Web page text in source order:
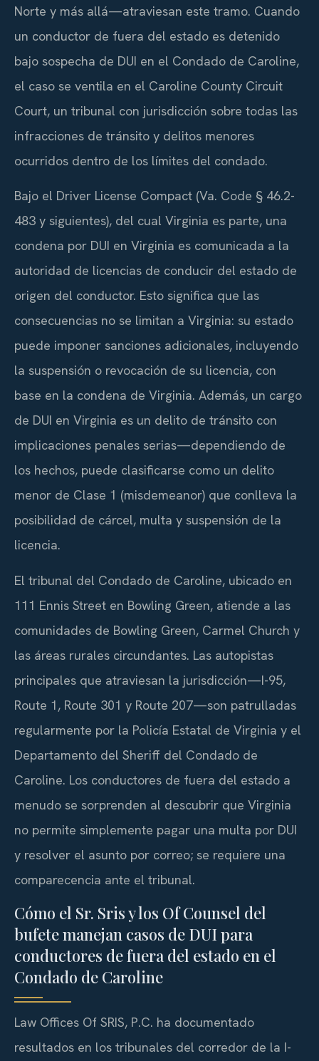
Norte y más allá—atraviesan este tramo. Cuando
un conductor de fuera del estado es detenido
bajo sospecha de DUI en el Condado de Caroline,
el caso se ventila en el Caroline County Circuit
Court, un tribunal con jurisdicción sobre todas las
infracciones de tránsito y delitos menores
ocurridos dentro de los límites del condado.
Bajo el Driver License Compact (Va. Code § 46.2-
483 y siguientes), del cual Virginia es parte, una
condena por DUI en Virginia es comunicada a la
autoridad de licencias de conducir del estado de
origen del conductor. Esto significa que las
consecuencias no se limitan a Virginia: su estado
puede imponer sanciones adicionales, incluyendo
la suspensión o revocación de su licencia, con
base en la condena de Virginia. Además, un cargo
de DUI en Virginia es un delito de tránsito con
implicaciones penales serias—dependiendo de
los hechos, puede clasificarse como un delito
menor de Clase 1 (misdemeanor) que conlleva la
posibilidad de cárcel, multa y suspensión de la
licencia.
El tribunal del Condado de Caroline, ubicado en
111 Ennis Street en Bowling Green, atiende a las
comunidades de Bowling Green, Carmel Church y
las áreas rurales circundantes. Las autopistas
principales que atraviesan la jurisdicción—I-95,
Route 1, Route 301 y Route 207—son patrulladas
regularmente por la Policía Estatal de Virginia y el
Departamento del Sheriff del Condado de
Caroline. Los conductores de fuera del estado a
menudo se sorprenden al descubrir que Virginia
no permite simplemente pagar una multa por DUI
y resolver el asunto por correo; se requiere una
comparecencia ante el tribunal.
Cómo el Sr. Sris y los Of Counsel del
bufete manejan casos de DUI para
conductores de fuera del estado en el
Condado de Caroline
Law Offices Of SRIS, P.C. ha documentado
resultados en los tribunales del corredor de la I-